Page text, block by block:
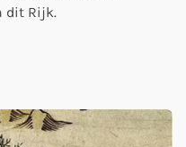
dit Rijk.